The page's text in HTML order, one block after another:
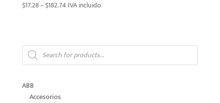
$17.28–$182.74Price
$182.74
IVA incluido
Products
search
ABB
Accesorios